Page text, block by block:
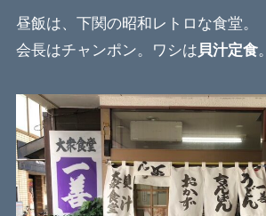
昼飯は、下関の昭和レトロな食堂。
会長はチャンポン。ワシは 貝汁定食。